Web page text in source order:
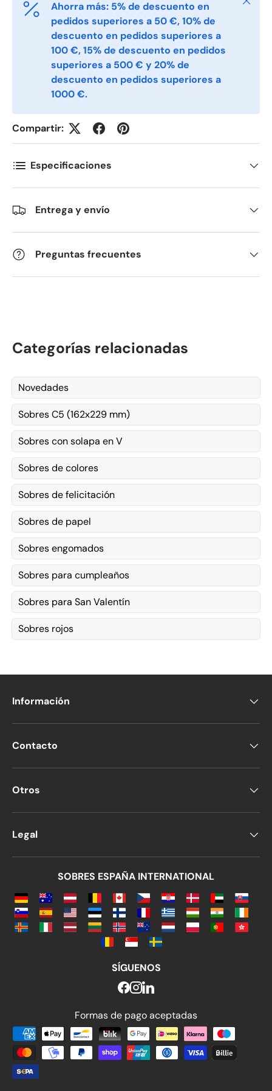
E-post *
Telefon
Postnummer
Antall *
Kommentarer
Ahorra más: 5% de descuento en
pedidos superiores a 50 €, 10% de
descuento en pedidos superiores a
100 €, 15% de descuento en pedidos
superiores a 500 € y 20% de
descuento en pedidos superiores a
1000 €.
Compartir:
Especificaciones
Entrega y envío
Preguntas frecuentes
Categorías relacionadas
Novedades
Sobres C5 (162x229 mm)
Sobres con solapa en V
Sobres de colores
Sobres de felicitación
Sobres de papel
Sobres engomados
Sobres para cumpleaños
Sobres para San Valentín
Sobres rojos
Información
Contacto
Otros
Legal
SOBRES ESPAÑA INTERNATIONAL
SÍGUENOS
Formas de pago aceptadas
Formas de pago aceptadas